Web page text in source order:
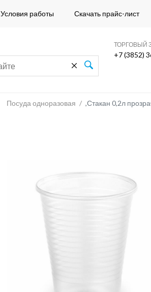
Условия работы Скачать прайс-лист
ТОРГОВЫЙ
+7 (3852)
Посуда одноразовая / ,Стакан 0,2л